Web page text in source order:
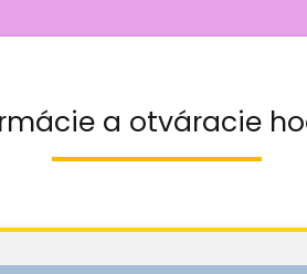
a otváracie